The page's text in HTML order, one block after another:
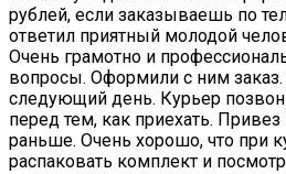
рублей, если заказываешь по
ответил приятный молодой
Очень грамотно и
вопросы. Оформили с ним
следующий день. Курьер
перед тем, как приехать.
раньше. Очень хорошо, что при
распаковать комплект и